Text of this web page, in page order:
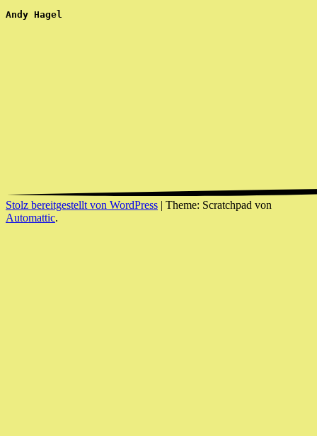
Andy Hagel
Stolz bereitgestellt von WordPress | Theme: Scratchpad von
Automattic.